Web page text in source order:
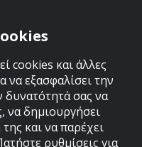
cookies και άλλες
να εξασφαλίσει την
δυνατότητά σας να
να δημιουργήσει
και να παρέχει
ρυθμίσεις για